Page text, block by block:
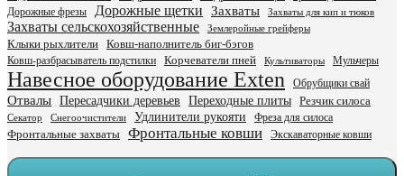
Дорожные фрезы
Дорожные щетки Захваты Захваты для кип и тюков
Захваты сельскохозяйственные Землеройные грейферы
Клыки рыхлители
Ковш-наполнитель биг-бэгов
Ковш-разбрасыватель подстилки
Корчеватели пней Культиваторы Мульчеры
Навесное оборудование Exten Обрубщики свай
Отвалы Пересадчики деревьев Переходные плиты Резчик силоса
Секатор Снегоочистители Удлинители рукояти
Фреза для силоса
Фронтальные захваты
Фронтальные ковши Экскаваторные ковши